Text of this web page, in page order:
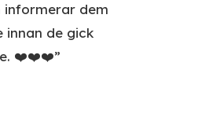
informerar dem
de gick
❤️❤️❤️”